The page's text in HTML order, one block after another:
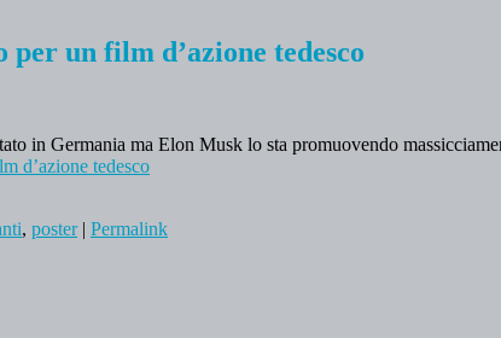
un film d’azione tedesco
in Germania ma Elon Musk lo sta promuovendo
d’azione tedesco
, poster| Permalink